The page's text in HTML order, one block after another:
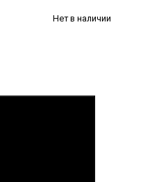
Нет в наличии